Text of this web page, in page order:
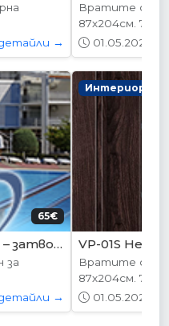
размери:
Виж детайли →
204.52€ (400лв.)
размери:
Виж детайли →